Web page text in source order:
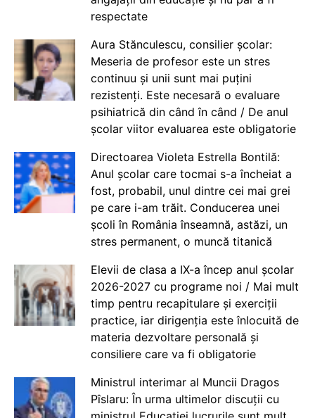
respectate
Aura Stănculescu, consilier școlar:
Meseria de profesor este un stres
continuu și unii sunt mai puțini
rezistenți. Este necesară o evaluare
psihiatrică din când în când / De anul
școlar viitor evaluarea este obligatorie
Directoarea Violeta Estrella Bontilă:
Anul școlar care tocmai s-a încheiat a
fost, probabil, unul dintre cei mai grei
pe care i-am trăit. Conducerea unei
școli în România înseamnă, astăzi, un
stres permanent, o muncă titanică
Elevii de clasa a IX-a încep anul școlar
2026-2027 cu programe noi / Mai mult
timp pentru recapitulare și exerciții
practice, iar dirigenția este înlocuită de
materia dezvoltare personală și
consiliere care va fi obligatorie
Ministrul interimar al Muncii Dragos
Pîslaru: În urma ultimelor discuții cu